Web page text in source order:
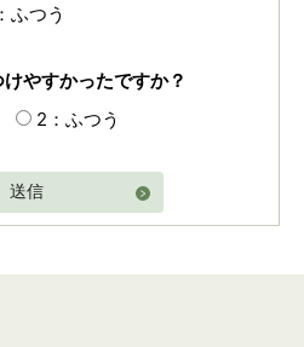
ふつう
やすかったですか？
2：ふつう
送信